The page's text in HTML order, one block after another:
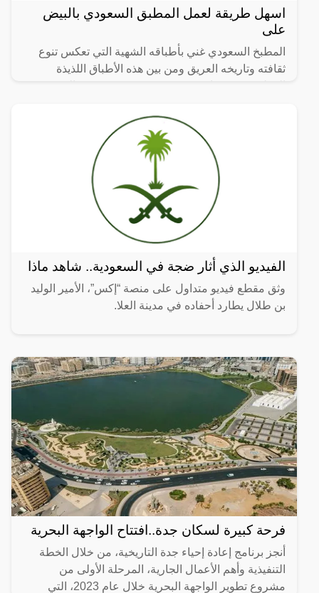
اسهل طريقة لعمل المطبق السعودي بالبيض
على
المطبخ السعودي غني بأطباقه الشهية التي تعكس تنوع
ثقافته وتاريخه العريق ومن بين هذه الأطباق اللذيذة
الفيديو الذي أثار ضجة في السعودية.. شاهد ماذا
وثق مقطع فيديو متداول على منصة “إكس”، الأمير الوليد
بن طلال يطارد أحفاده في مدينة العلا.
فرحة كبيرة لسكان جدة..افتتاح الواجهة البحرية
أنجز برنامج إعادة إحياء جدة التاريخية، من خلال الخطة
التنفيذية وأهم الأعمال الجارية، المرحلة الأولى من
مشروع تطوير الواجهة البحرية خلال عام 2023، التي